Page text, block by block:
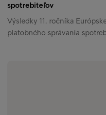
spotrebiteľov
Výsledky 11. ročníka
platobného správania